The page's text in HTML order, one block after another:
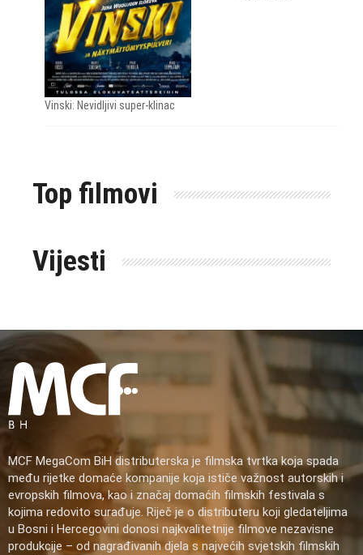
Vinski: Nevidljivi super-klinac
Top filmovi
Vijesti
MCF MegaCom BiH distributerska je filmska tvrtka koja spada
među rijetke domaće kompanije koja ističe važnost autorskih i
evropskih filmova, kao i značaj domaćih filmskih festivala s
kojima redovito surađuje. Riječ je o distributeru koji gledateljima
u Bosni i Hercegovini donosi najkvalitetnije filmove nezavisne
produkcije – od nagrađivanih djela s najvećih svjetskih filmskih